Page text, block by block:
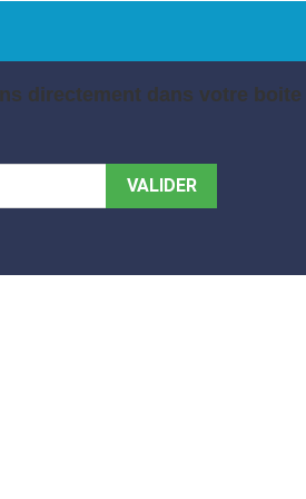
directement dans votre boite